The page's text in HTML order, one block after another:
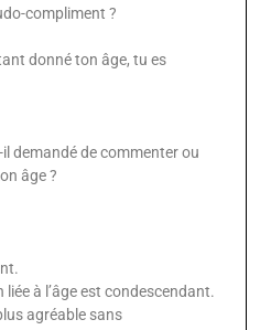
compliment ?
donné ton âge, tu es
il demandé de commenter ou
âge ?
à l’âge est condescendant.
agréable sans